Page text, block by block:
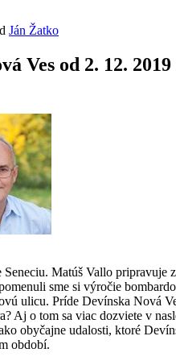
Ján Žatko
Ves od 2. 12. 2019
Seneciu. Matúš Vallo pripravuje
sme si výročie
ulicu. Príde Devínska Nová
Aj o tom sa viac dozviete v
obyčajne udalosti, ktoré
období.